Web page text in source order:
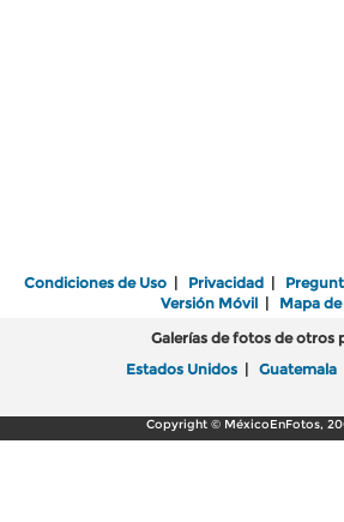
Condiciones de Uso | Privacidad |
Versión Móvil| Mapa
Galerías de fotos de otros
Estados Unidos | Guatemala
Copyright © MéxicoEnFotos,